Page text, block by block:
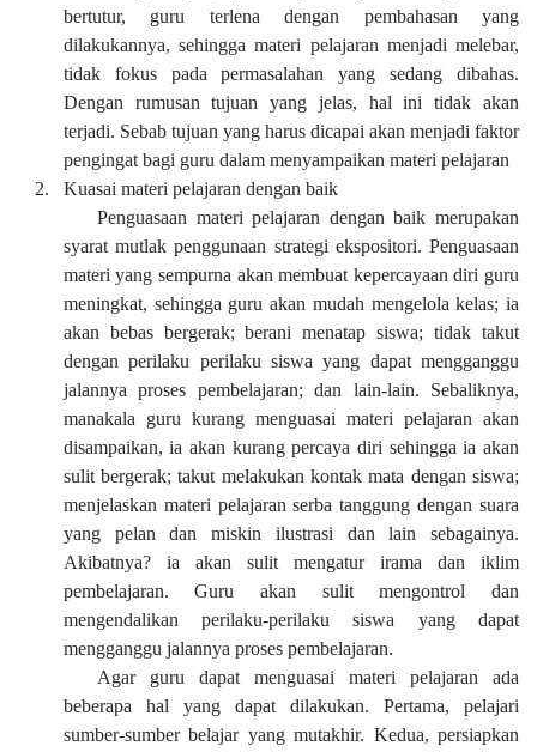
bertutur, guru terlena dengan pembahasan yang
dilakukannya, sehingga materi pelajaran menjadi melebar,
tidak fokus pada permasalahan yang sedang dibahas.
Dengan rumusan tujuan yang jelas, hal ini tidak akan
terjadi. Sebab tujuan yang harus dicapai akan menjadi faktor
pengingat bagi guru dalam menyampaikan materi pelajaran
2.
Kuasai materi pelajaran dengan baik
Penguasaan materi pelajaran dengan baik merupakan
syarat mutlak penggunaan strategi ekspositori. Penguasaan
materi yang sempurna akan membuat kepercayaan diri guru
meningkat, sehingga guru akan mudah mengelola kelas; ia
akan bebas bergerak; berani menatap siswa; tidak takut
dengan perilaku perilaku siswa yang dapat mengganggu
jalannya proses pembelajaran; dan lain-lain. Sebaliknya,
manakala guru kurang menguasai materi pelajaran akan
disampaikan, ia akan kurang percaya diri sehingga ia akan
sulit bergerak; takut melakukan kontak mata dengan siswa;
menjelaskan materi pelajaran serba tanggung dengan suara
yang pelan dan miskin ilustrasi dan lain sebagainya.
Akibatnya? ia akan sulit mengatur irama dan iklim
pembelajaran. Guru akan sulit mengontrol dan
mengendalikan perilaku-perilaku siswa yang dapat
mengganggu jalannya proses pembelajaran.
Agar guru dapat menguasai materi pelajaran ada
beberapa hal yang dapat dilakukan. Pertama, pelajari
sumber-sumber belajar yang mutakhir. Kedua, persiapkan